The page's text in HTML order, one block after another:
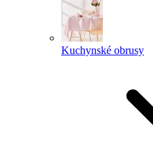
Kuchynské obrusy